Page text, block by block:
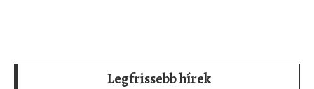
Legfrissebb hírek